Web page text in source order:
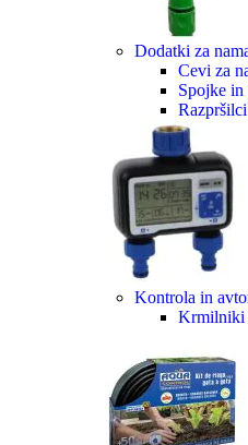
Dodatki za
Cevi za
Spojke in
Kontrola in
Krmilniki